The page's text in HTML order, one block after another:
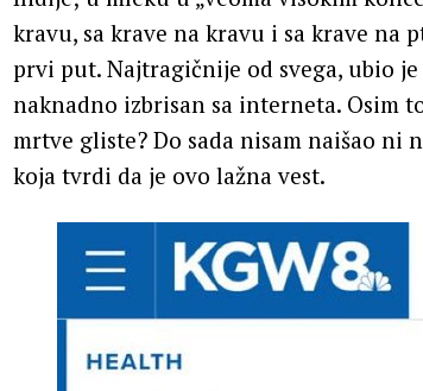
kravu, sa krave na kravu i sa krave na
prvi put. Najtragičnije od svega, ubio
naknadno izbrisan sa interneta. Osim
mrtve gliste? Do sada nisam naišao ni
koja tvrdi da je ovo lažna vest.